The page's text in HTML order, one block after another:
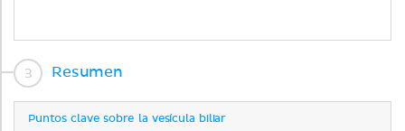
Resumen
Puntos clave sobre la vesícula biliar